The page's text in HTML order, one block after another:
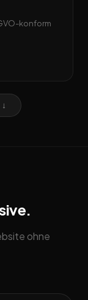
konform
ohne